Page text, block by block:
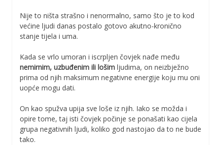
Nije to ništa strašno i nenormalno, samo što je to kod
većine ljudi danas postalo gotovo akutno-kronično
stanje tijela i uma.
Kada se vrlo umoran i iscrpljen čovjek nađe među
nemirnim, uzbuđenim ili lošim ljudima, on neizbježno
prima od njih maksimum negativne energije koju mu oni
uopće mogu dati.
On kao spužva upija sve loše iz njih. Iako se možda i
opire tome, taj isti čovjek počinje se ponašati kao cijela
grupa negativnih ljudi, koliko god nastojao da to ne bude
tako.